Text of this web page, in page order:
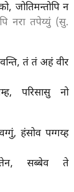
जोतिमन्तोपि न
नरा तपेय्युं (सु.
तं तं अहं वीर
परिसासु नो
हंसोव पग्गय्ह
सब्बेव ते